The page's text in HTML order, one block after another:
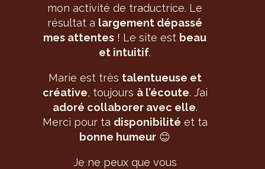
réalisé en une semaine. Un site
internet degrande qualité, qui
répond à mes besoins (et même
plus).
Elle donne deprécieux conseils
esthyper carréedans le process
de co-création, et se montre très
à l'écoute . Le résultat est
bluffant!
Je recommande Marieles yeux